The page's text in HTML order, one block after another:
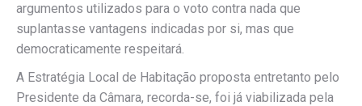
argumentos utilizados para o voto contra nada que
suplantasse vantagens indicadas por si, mas que
democraticamente respeitará.
A Estratégia Local de Habitação proposta entretanto pelo
Presidente da Câmara, recorda-se, foi já viabilizada pela